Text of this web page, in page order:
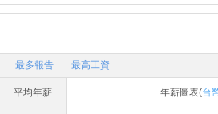
最多報告 最高工資
平均年薪 年薪圖表(台